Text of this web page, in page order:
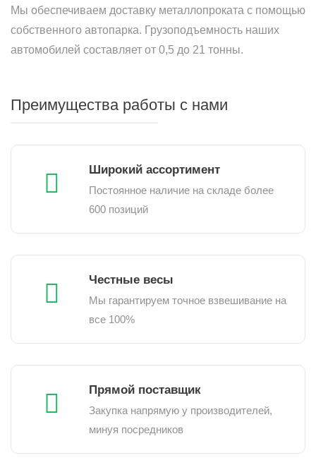
Мы обеспечиваем доставку металлопроката с помощью
собственного автопарка. Грузоподъемность наших
автомобилей составляет от 0,5 до 21 тонны.
Преимущества работы с нами
Широкий ассортимент
Постоянное наличие на складе более
600 позиций
Честные весы
Мы гарантируем точное взвешивание на
все 100%
Прямой поставщик
Закупка напрямую у производителей,
минуя посредников